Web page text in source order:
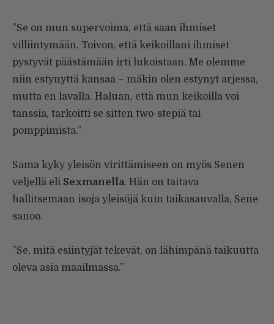
”Se on mun supervoima, että saan ihmiset
villiintymään. Toivon, että keikoillani ihmiset
pystyvät päästämään irti lukoistaan. Me olemme
niin estynyttä kansaa – mäkin olen estynyt arjessa,
mutta en lavalla. Haluan, että mun keikoilla voi
tanssia, tarkoitti se sitten two-stepiä tai
pomppimista.”
Sama kyky yleisön virittämiseen on myös Senen
veljellä eli Sexmanella. Hän on taitava
hallitsemaan isoja yleisöjä kuin taikasauvalla, Sene
sanoo.
”Se, mitä esiintyjät tekevät, on lähimpänä taikuutta
oleva asia maailmassa.”